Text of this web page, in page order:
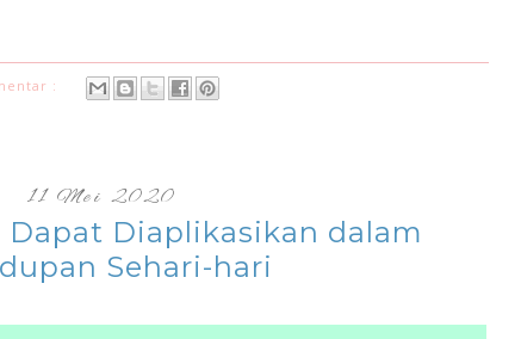
:
11 Mei 2020
Dapat Diaplikasikan dalam
Sehari-hari